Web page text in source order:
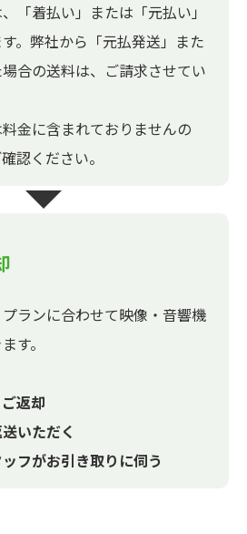
「着払い」または「元払い」
。弊社から「元払発送」また
合の送料は、ご請求させてい
金に含まれておりませんの
認ください。
ランに合わせて映像・音響機
す。
返却
いただく
フがお引き取りに伺う